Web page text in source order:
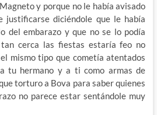
y porque no le había avisado
justificarse diciéndole que le había
del embarazo y que no se lo podía
cerca las fiestas estaría feo no
mismo tipo que cometía atentados
tu hermano y a ti como armas de
torturo a Bova para saber quienes
no parece estar sentándole muy